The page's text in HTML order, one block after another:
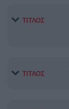
ΤΙΤΛΟΣ
ΤΙΤΛΟΣ